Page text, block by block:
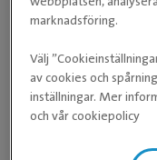
marknadsföring.
Välj
av cookies och
inställningar. Mer
och vår cookiepolicy